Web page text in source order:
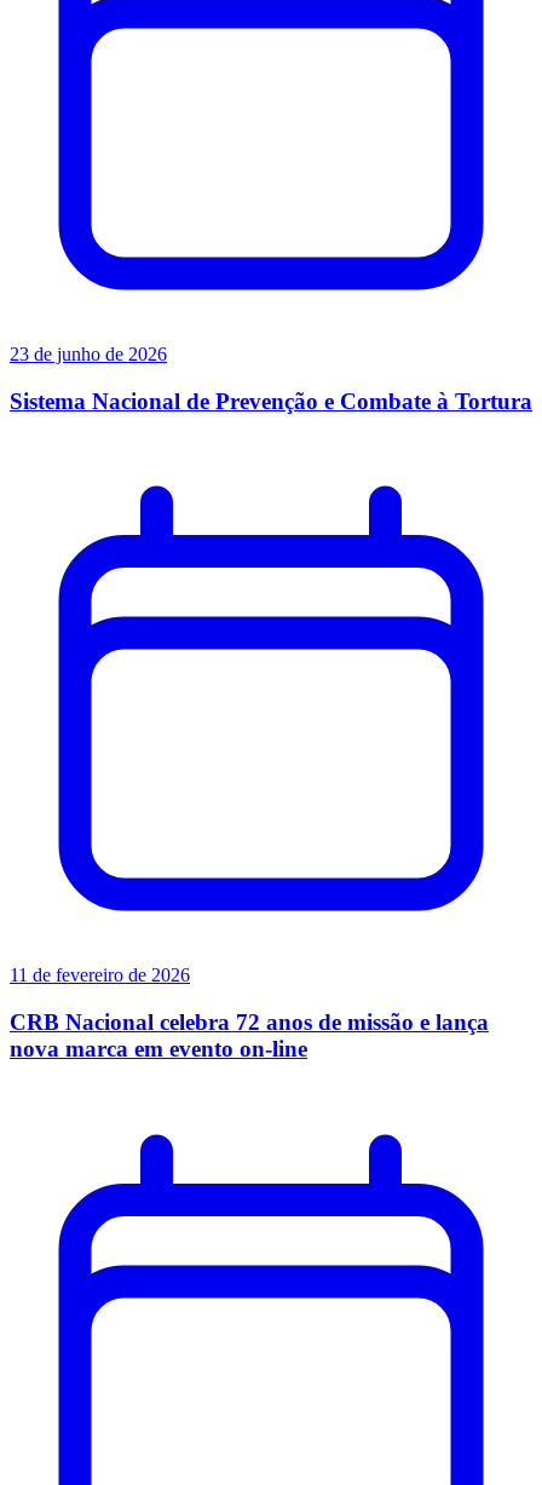
23 de junho de 2026
Sistema Nacional de Prevenção e Combate à Tortura
11 de fevereiro de 2026
CRB Nacional celebra 72 anos de missão e lança
nova marca em evento on-line